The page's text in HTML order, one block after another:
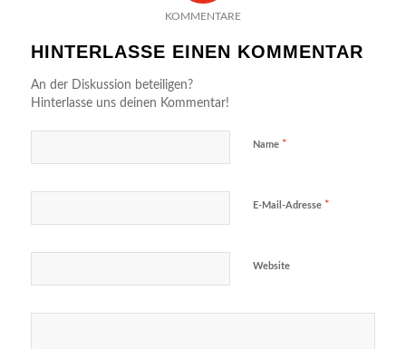
KOMMENTARE
HINTERLASSE EINEN KOMMENTAR
An der Diskussion beteiligen?
Hinterlasse uns deinen Kommentar!
Name *
E-Mail-Adresse *
Website